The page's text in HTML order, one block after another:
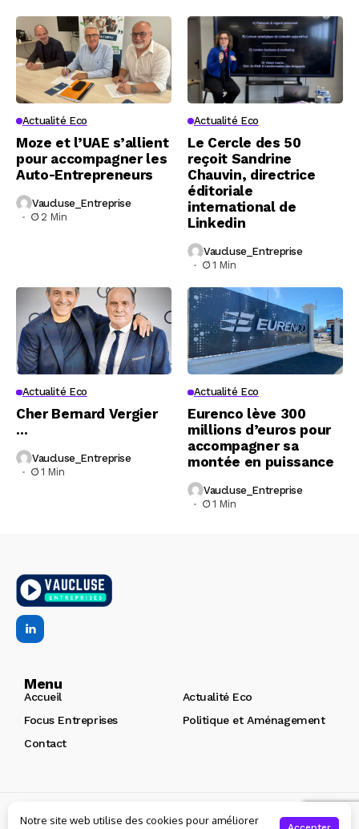
Actualité Eco
Moze et l’UAE s’allient
pour accompagner les
Auto-Entrepreneurs
Vaucluse_Entreprise
2 Min
Actualité Eco
Le Cercle des 50
reçoit Sandrine
Chauvin, directrice
éditoriale
international de
Linkedin
Vaucluse_Entreprise
1 Min
Actualité Eco
Cher Bernard Vergier
…
Vaucluse_Entreprise
1 Min
Actualité Eco
Eurenco lève 300
millions d’euros pour
accompagner sa
montée en puissance
Vaucluse_Entreprise
1 Min
Menu
Accueil
Actualité Eco
Focus Entreprises
Politique et Aménagement
Contact
Notre site web utilise des cookies pour améliorer